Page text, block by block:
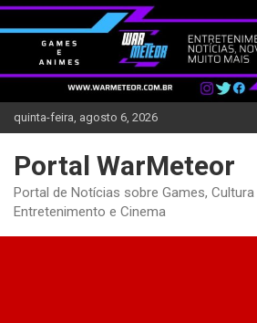
Skip
to
content
quinta-feira, agosto 6, 2026
Portal WarMeteor
Portal de Notícias sobre Games, Cultura
Entretenimento e Cinema